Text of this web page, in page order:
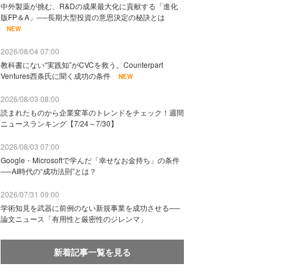
中外製薬が挑む、R&Dの成果最大化に貢献する「進化
版FP＆A」──長期大型投資の意思決定の秘訣とは
NEW
2026/08/04 07:00
教科書にない“実践知”がCVCを救う。Counterpart
Ventures西条氏に聞く成功の条件
NEW
2026/08/03 08:00
読まれたものから企業変革のトレンドをチェック！週間
ニュースランキング【7/24～7/30】
2026/08/03 07:00
Google・Microsoftで学んだ「幸せなお金持ち」の条件
──AI時代の“成功法則”とは？
2026/07/31 09:00
学術知見を武器に前例のない新規事業を成功させる──
論文ニュース「有用性と厳密性のジレンマ」
新着記事一覧を見る